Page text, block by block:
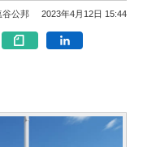
谷公邦 2023年4月12日 15:44